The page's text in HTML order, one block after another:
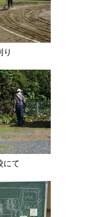
り
にて